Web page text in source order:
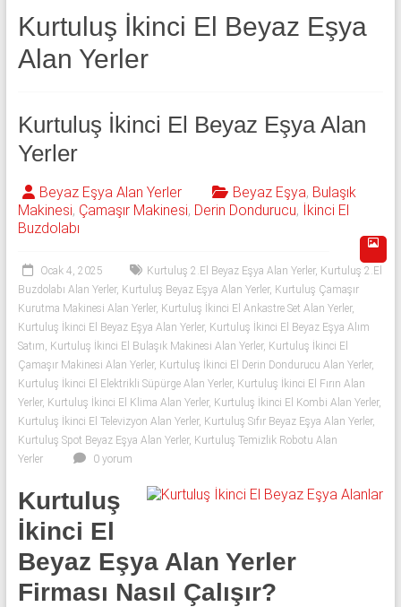
Yerler
|
543
592
53
50
el
beyaz
eşya
olarak
buzdolabı,
çamaşır
makinesi,
bulaşık
makinesi,
dondurucu,
klima
ve
kombi
alınır.
Kurtuluş İkinci El Beyaz Eşya
Alan Yerler
Kurtuluş İkinci El Beyaz Eşya Alan
Yerler
Beyaz Eşya Alan Yerler Beyaz Eşya, Bulaşık
Makinesi, Çamaşır Makinesi, Derin Dondurucu, İkinci El
Buzdolabı
Ocak 4, 2025 Kurtuluş 2.El Beyaz Eşya Alan Yerler, Kurtuluş 2.El
Buzdolabı Alan Yerler, Kurtuluş Beyaz Eşya Alan Yerler, Kurtuluş Çamaşır
Kurutma Makinesi Alan Yerler, Kurtuluş İkinci El Ankastre Set Alan Yerler,
Kurtuluş İkinci El Beyaz Eşya Alan Yerler, Kurtuluş İkinci El Beyaz Eşya Alım
Satım Kurtuluş İkinci El Bulaşık Makinesi Alan Yerler, Kurtuluş İkinci El
Çamaşır Makinesi Alan Yerler, Kurtuluş İkinci El Derin Dondurucu Alan Yerler,
Kurtuluş İkinci El Elektrikli Süpürge Alan Yerler, Kurtuluş İkinci El Fırın Alan
Yerler, Kurtuluş İkinci El Klima Alan Yerler, Kurtuluş İkinci El Kombi Alan Yerler,
Kurtuluş İkinci El Televizyon Alan Yerler, Kurtuluş Sıfır Beyaz Eşya Alan Yerler,
Kurtuluş Spot Beyaz Eşya Alan Yerler, Kurtuluş Temizlik Robotu Alan
Yerler
0 yorum
Kurtuluş
İkinci El
Beyaz Eşya Alan Yerler
Firması Nasıl Çalışır?